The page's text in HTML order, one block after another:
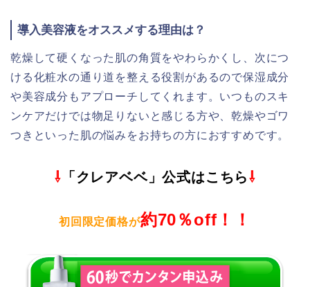
導入美容液をオススメする理由は？
乾燥して硬くなった肌の角質をやわらかくし、次につ
ける化粧水の通り道を整える役割があるので保湿成分
や美容成分もアプローチしてくれます。いつものスキ
ンケアだけでは物足りないと感じる方や、乾燥やゴワ
つきといった肌の悩みをお持ちの方におすすめです。
⇩ 「クレアベベ」公式はこちら⇩
初回限定価格が約70％off！！